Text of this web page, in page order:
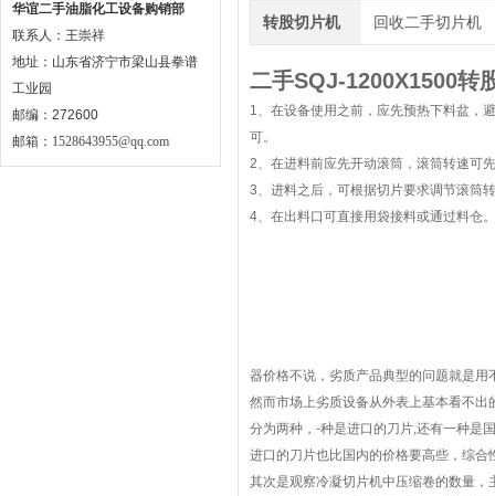
华谊二手油脂化工设备购销部
联系人：王崇祥
地址：山东省济宁市梁山县拳谱
工业园
邮编：272600
邮箱： 1528643955@qq.com
转股切片机 回收二手切片机
二手SQJ-1200X1500转
1、在设备使用之前，应先预热下料盆，
可。
2、在进料前应先开动滚筒，滚筒转速可
3、进料之后，可根据切片要求调节滚筒
4、在出料口可直接用袋接料或通过料仓。
器价格不说，劣质产品典型的问题就是
然而市场上劣质设备从外表上基本看不
分为两种，-种是进口的刀片,还有一种是
进口的刀片也比国内的价格要高些，综
其次是观察冷凝切片机中压缩卷的数量